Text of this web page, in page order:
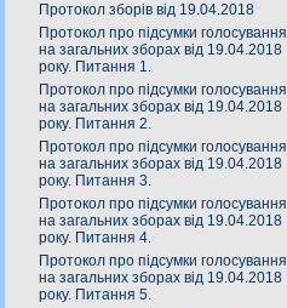
Протокол зборів від 19.04.2018
Протокол про підсумки голосування
на загальних зборах від 19.04.2018
року. Питання 1.
Протокол про підсумки голосування
на загальних зборах від 19.04.2018
року. Питання 2.
Протокол про підсумки голосування
на загальних зборах від 19.04.2018
року. Питання 3.
Протокол про підсумки голосування
на загальних зборах від 19.04.2018
року. Питання 4.
Протокол про підсумки голосування
на загальних зборах від 19.04.2018
року. Питання 5.